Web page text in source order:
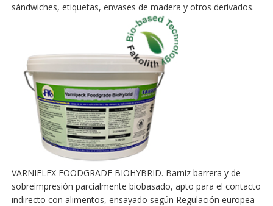
sándwiches, etiquetas, envases de madera y otros derivados.
VARNIFLEX FOODGRADE BIOHYBRID. Barniz barrera y de
sobreimpresión parcialmente biobasado, apto para el contacto
indirecto con alimentos, ensayado según Regulación europea